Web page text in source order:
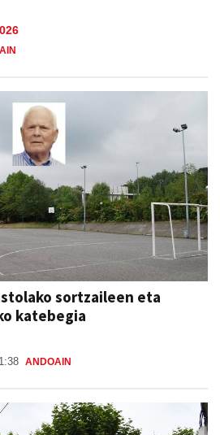
sortzaileen eta
katebegia
ANDOAIN